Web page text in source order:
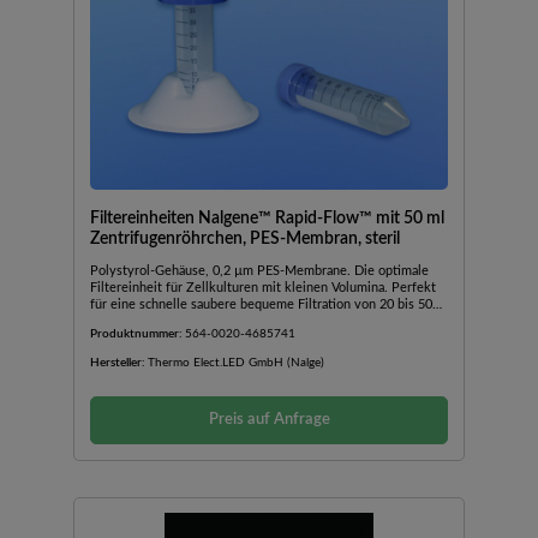
Filtereinheiten Nalgene™ Rapid-Flow™ mit 50 ml
Zentrifugenröhrchen, PES-Membran, steril
Polystyrol-Gehäuse, 0,2 µm PES-Membrane. Die optimale
Filtereinheit für Zellkulturen mit kleinen Volumina. Perfekt
für eine schnelle saubere bequeme Filtration von 20 bis 50
pharmazeutische Sterilfiltrationen. Die PES-Membran
zeichnet sich durch niedrige Proteinbindung sowie niedrigen
Gehalt an extrahierbaren Substanzen und hohe
graduiert. Mit Schnellanschluss-Schlauchadapter und
Wattestopfen. Auslaufsicherer Schraubverschluss separat
verpackt. 2 wiederverwendbare Standfüssen je Packung.
Produktnummer: 564-0020-4685741
Hersteller: Thermo Elect.LED GmbH (Nalge)
Preis auf Anfrage